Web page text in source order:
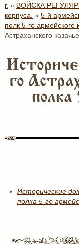
г. » ВОЙСКА
корпуса. » 5-й
полк 5-го армейского
Астраханского
го
полка
Исторические
полка 5-го